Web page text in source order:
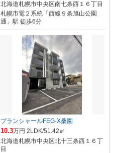
北海道札幌市中央区南七条西１６丁目
札幌市電２系統「西線９条旭山公園
通」駅 徒歩6分
ブランシャールFEG-X桑園
10.3万円 2LDK/51.42㎡
北海道札幌市中央区北十三条西１６丁
目